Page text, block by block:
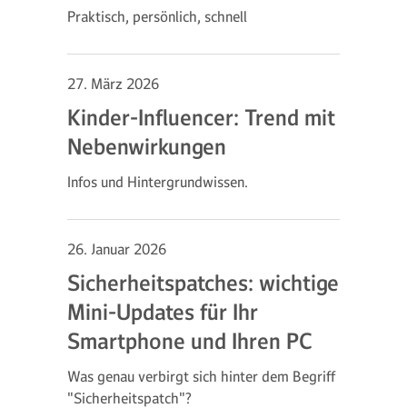
Praktisch, persönlich, schnell
27. März 2026
Kinder-Influencer: Trend mit
Nebenwirkungen
Infos und Hintergrundwissen.
26. Januar 2026
Sicherheitspatches: wichtige
Mini-Updates für Ihr
Smartphone und Ihren PC
Was genau verbirgt sich hinter dem Begriff
"Sicherheitspatch"?